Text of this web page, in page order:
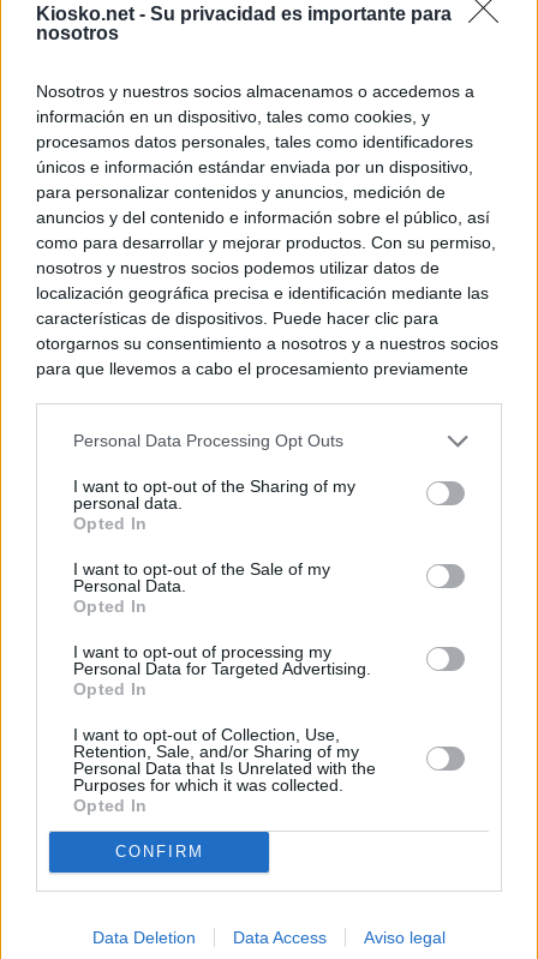
Kiosko.net - Su privacidad es importante para
nosotros
Nosotros y nuestros socios almacenamos o accedemos a
información en un dispositivo, tales como cookies, y
procesamos datos personales, tales como identificadores
únicos e información estándar enviada por un dispositivo,
para personalizar contenidos y anuncios, medición de
anuncios y del contenido e información sobre el público, así
como para desarrollar y mejorar productos. Con su permiso,
nosotros y nuestros socios podemos utilizar datos de
localización geográfica precisa e identificación mediante las
características de dispositivos. Puede hacer clic para
otorgarnos su consentimiento a nosotros y a nuestros socios
para que llevemos a cabo el procesamiento previamente
negar su consentimiento. Tenga en cuenta que algún
de su consentimiento, pero usted tiene el derecho de
rechazar tal procesamiento. Sus preferencias se aplicarán
cualquier momento entrando de nuevo en este sitio web o
visitando nuestra política de privacidad.
Personal Data Processing Opt Outs
I want to opt-out of the Sharing of my
personal data.
Opted In
I want to opt-out of the Sale of my
Personal Data.
Opted In
I want to opt-out of processing my
Personal Data for Targeted Advertising.
Opted In
I want to opt-out of Collection, Use,
Retention, Sale, and/or Sharing of my
Personal Data that Is Unrelated with the
Purposes for which it was collected.
Opted In
CONFIRM
Data Deletion Data Access Aviso legal